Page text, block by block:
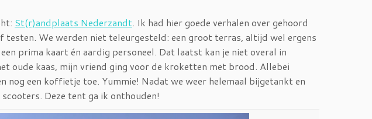
St(r)andplaats Nederzandt. Ik had hier goede verhalen over gehoord
testen. We werden niet teleurgesteld: een groot terras, altijd wel ergens
prima kaart én aardig personeel. Dat laatst kan je niet overal in
oude kaas, mijn vriend ging voor de kroketten met brood. Allebei
nog een koffietje toe. Yummie! Nadat we weer helemaal bijgetankt en
Deze tent ga ik onthouden!